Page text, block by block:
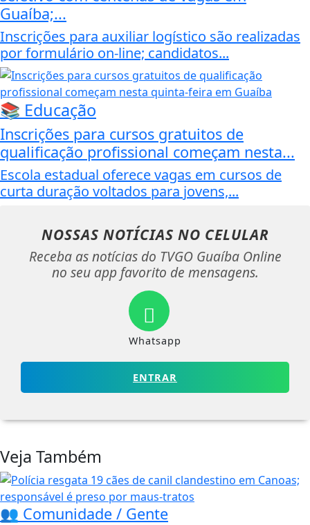
Guaíba;...
Inscrições para auxiliar logístico são realizadas
por formulário on-line; candidatos...
📚 Educação
Inscrições para cursos gratuitos de
qualificação profissional começam nesta...
Escola estadual oferece vagas em cursos de
curta duração voltados para jovens,...
NOSSAS NOTÍCIAS NO CELULAR
Receba as notícias do TVGO Guaíba Online
no seu app favorito de mensagens.
Whatsapp
ENTRAR
Veja Também
👥 Comunidade / Gente